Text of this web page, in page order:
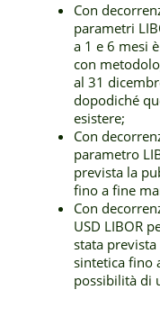
Con
parametri
a 1 e 6 mesi
con
al 31
dopodiché
esistere;
Con
parametro
prevista la
fino a fine
Con
USD LIBOR
stata
sintetica fino
possibilità di